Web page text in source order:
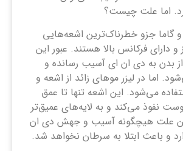
اما علت چیست؟
گاما جزو خطرناک‌ترین اشعه‌هایی
دارای فرکانس بالا هستند. عبور این
بدن به دی ان ای آسیب رسانده و
اما در لیزر موهای زائد از اشعه و
می‌شود. این اشعه تنها تا عمق
نفوذ می‌کند و به لایه‌های عمیق‌تر
علت هیچگونه آسیب و جهش دی ان
و باعث ابتلا به سرطان نخواهد شد.